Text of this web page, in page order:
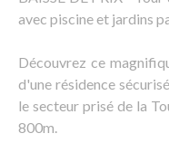
avec piscine et jardins
Découvrez ce
d'une résidence
le secteur prisé de la
800m.